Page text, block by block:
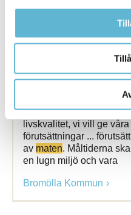
Matför äldre
Målet medmateni
livskvalitet, vi vill ge våra
förutsättningar ...
av maten. Måltiderna
en lugn miljö och vara
Bromölla Kommun